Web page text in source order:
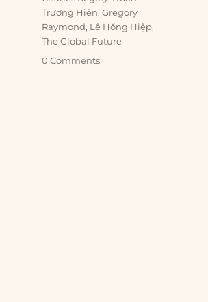
Trương Hiên,Gregory
Raymond, Lê Hồng Hiệp,
The Global Future
0 Comments